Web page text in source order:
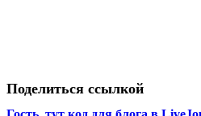
Поделиться ссылкой